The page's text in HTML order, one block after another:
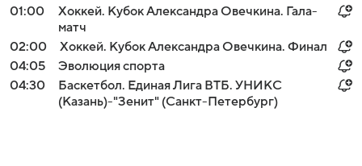
01:00
Хоккей. Кубок Александра Овечкина. Гала-
матч
02:00
Хоккей. Кубок Александра Овечкина. Финал
04:05
Эволюция спорта
04:30
Баскетбол. Единая Лига ВТБ. УНИКС
(Казань)-"Зенит" (Санкт-Петербург)